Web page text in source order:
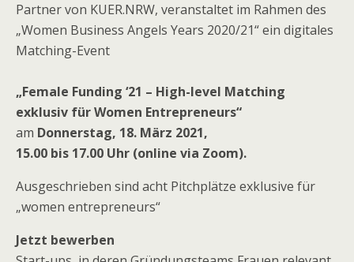
Partner von KUER.NRW, veranstaltet im Rahmen des
„Women Business Angels Years 2020/21“ ein digitales
Matching-Event
„Female Funding ‘21 – High-level Matching
exklusiv für Women Entrepreneurs“
am Donnerstag, 18. März 2021,
15.00 bis 17.00 Uhr (online via Zoom).
Ausgeschrieben sind acht Pitchplätze exklusive für
„women entrepreneurs“
Jetzt bewerben